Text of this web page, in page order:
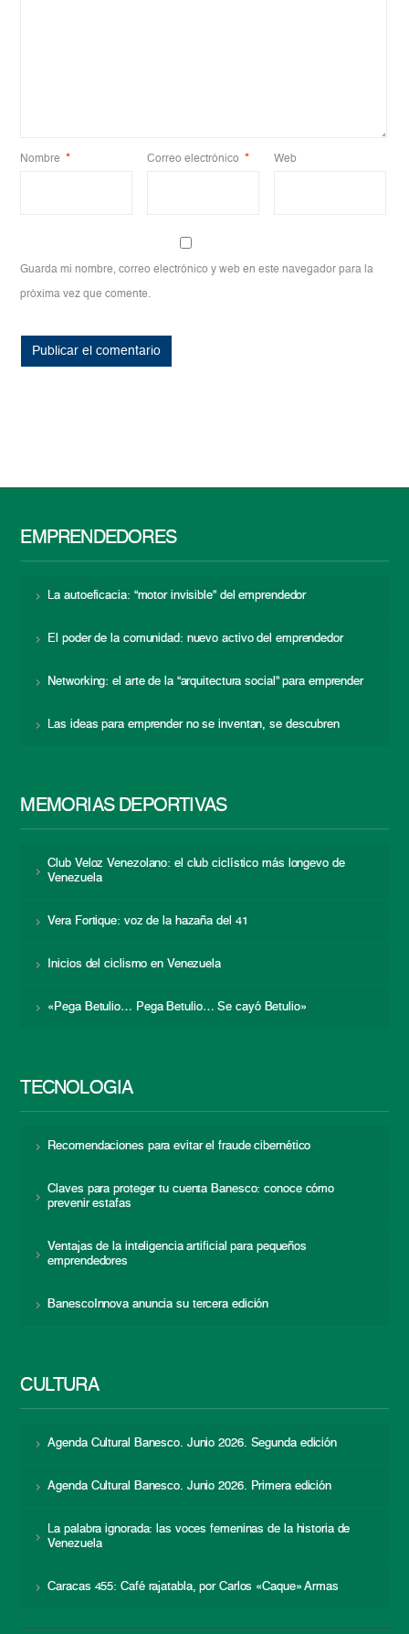
Nombre * Correo electrónico * Web
Guarda mi nombre, correo electrónico y web en este navegador para la
próxima vez que comente.
EMPRENDEDORES
La autoeficacia: “motor invisible” del emprendedor
El poder de la comunidad: nuevo activo del emprendedor
Networking: el arte de la “arquitectura social” para emprender
Las ideas para emprender no se inventan, se descubren
MEMORIAS DEPORTIVAS
Club Veloz Venezolano: el club ciclístico más longevo de
Venezuela
Vera Fortique: voz de la hazaña del 41
Inicios del ciclismo en Venezuela
«Pega Betulio… Pega Betulio… Se cayó Betulio»
TECNOLOGÍA
Recomendaciones para evitar el fraude cibernético
Claves para proteger tu cuenta Banesco: conoce cómo
prevenir estafas
Ventajas de la inteligencia artificial para pequeños
emprendedores
BanescoInnova anuncia su tercera edición
CULTURA
Agenda Cultural Banesco. Junio 2026. Segunda edición
Agenda Cultural Banesco. Junio 2026. Primera edición
La palabra ignorada: las voces femeninas de la historia de
Venezuela
Caracas 455: Café rajatabla, por Carlos «Caque» Armas